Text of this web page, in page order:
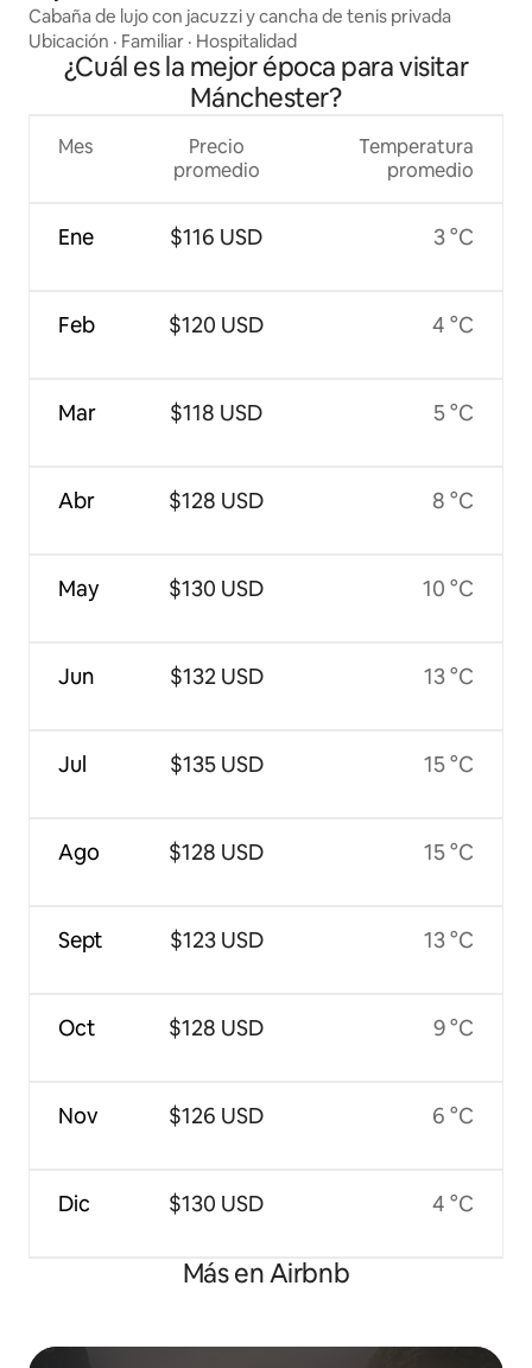
Cabaña de lujo con jacuzzi y cancha de tenis privada
Ubicación · Familiar · Hospitalidad
¿Cuál es la mejor época para visitar
Mánchester?
Mes
Ene
Feb
Mar
Abr
May
Jun
Jul
Ago
Sept
Oct
Nov
Dic
Precio
promedio
$116 USD
$120 USD
$118 USD
$128 USD
$130 USD
$132 USD
$135 USD
$128 USD
$123 USD
$128 USD
$126 USD
$130 USD
Temperatura
promedio
3 °C
4 °C
5 °C
8 °C
10 °C
13 °C
15 °C
15 °C
13 °C
9 °C
6 °C
4 °C
Más en Airbnb